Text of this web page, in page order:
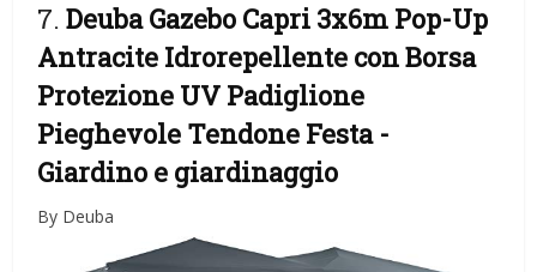
7.Deuba Gazebo Capri 3x6m Pop-Up
Antracite Idrorepellente con Borsa
Protezione UV Padiglione
Pieghevole Tendone Festa -
Giardino e giardinaggio
By Deuba